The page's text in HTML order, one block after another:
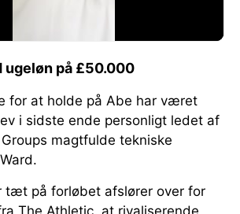
på £50.000
for at holde på Abe har været
i sidste ende personligt ledet af
magtfulde tekniske
tæt på forløbet afslører over for